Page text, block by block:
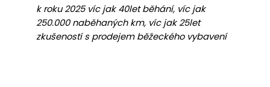
k roku 2025 víc jak 40let běhání, víc jak
250.000 naběhaných km, víc jak 25let
zkušeností s prodejem běžeckého vybavení